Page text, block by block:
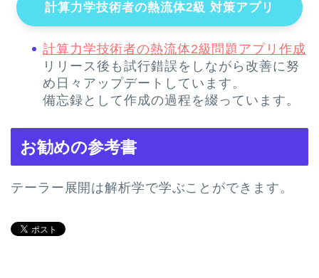
計算力学技術者の熱流体2級 対策アプリ
計算力学技術者の熱流体2級問題アプリ作成
リリース後も試行錯誤をしながら改善に努
め日々アップデートしています。
備忘録として作成の過程を綴っています。
お勧めの参考書
テーラー展開は解析学で学ぶことができます。